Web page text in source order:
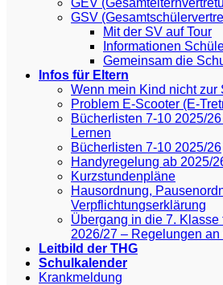
GEV
GSV
Mit der SV auf Tour
Informationen
Gemeinsam die
Infos für Eltern
Wenn mein Kind nicht zur
Problem E-Scooter (E-
Bücherlisten 7-10 2025/
Lernen
Bücherlisten 7-10 2025/26
Handyregelung ab 2025/
Kurzstundenpläne
Hausordnung,
Verpflichtungserklärung
Übergang in die 7.
2026/27 – Regelungen an
Leitbild der THG
Schulkalender
Krankmeldung